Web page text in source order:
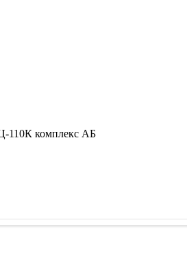
110К комплекс АБ